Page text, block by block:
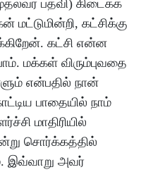
பதவி) கிடைக்க
மட்டுமின்றி, கட்சிக்கு
கட்சி என்ன
மக்கள் விரும்புவதை
என்பதில் நான்
பாதையில் நாம்
மாதிரியில்
சொர்க்கத்தில்
இவ்வாறு அவர்